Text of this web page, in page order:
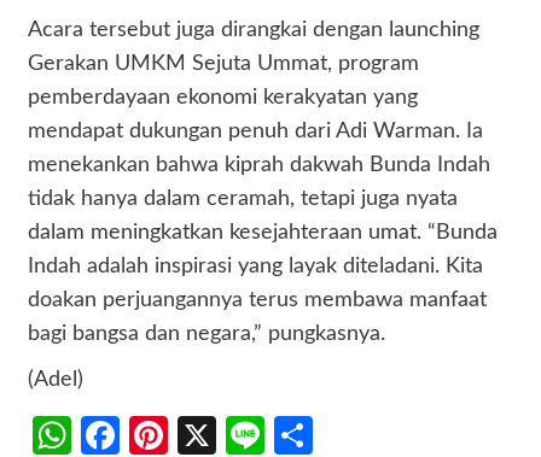
Acara tersebut juga dirangkai dengan launching
Gerakan UMKM Sejuta Ummat, program
pemberdayaan ekonomi kerakyatan yang
mendapat dukungan penuh dari Adi Warman. Ia
menekankan bahwa kiprah dakwah Bunda Indah
tidak hanya dalam ceramah, tetapi juga nyata
dalam meningkatkan kesejahteraan umat. “Bunda
Indah adalah inspirasi yang layak diteladani. Kita
doakan perjuangannya terus membawa manfaat
bagi bangsa dan negara,” pungkasnya.
(Adel)
WhatsApp
Facebook
Pinterest
X Line